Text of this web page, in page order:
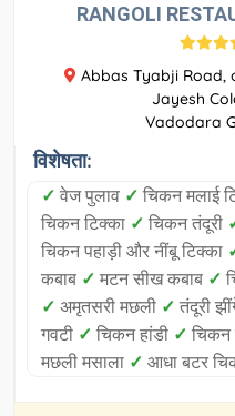
RANGOLI
Abbas Tyabji Road,
Jayesh
Vadodara
विशेषता:
✓ वेज पुलाव ✓ चिकन मलाई
चिकन टिक्का ✓ चिकन तंदूरी
चिकन पहाड़ी और नींबू टिक्का
कबाब ✓ मटन सीख कबाब ✓
✓ अमृतसरी मछली ✓ तंदूरी
गवटी ✓ चिकन हांडी ✓ चिकन
मछली मसाला ✓ आधा बटर